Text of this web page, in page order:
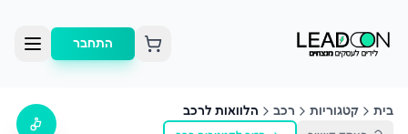
התחבר
בית קטגוריות רכב הלוואות לרכב